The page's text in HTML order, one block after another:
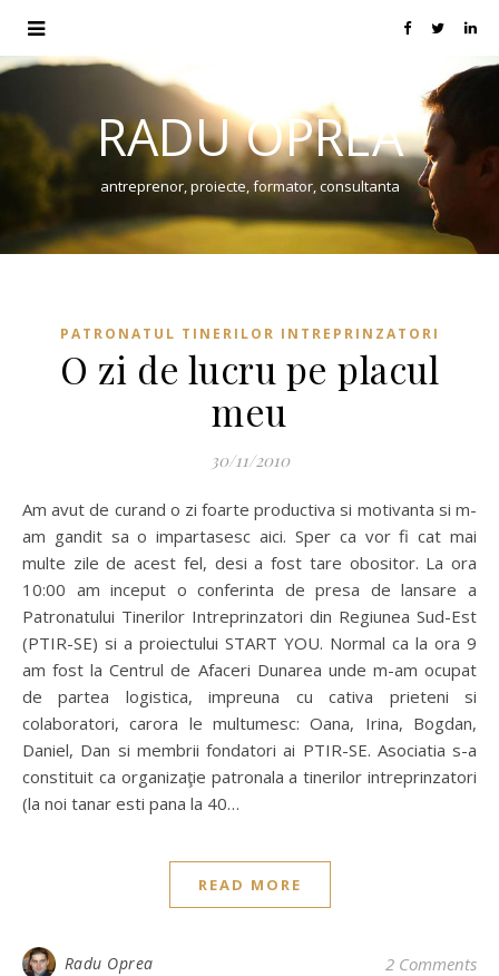
RADU OPREA
antreprenor, proiecte, formator, consultanta
PATRONATUL TINERILOR INTREPRINZATORI
O zi de lucru pe placul
meu
30/11/2010
Am avut de curand o zi foarte productiva si motivanta si m-
am gandit sa o impartasesc aici. Sper ca vor fi cat mai
multe zile de acest fel, desi a fost tare obositor. La ora
10:00 am inceput o conferinta de presa de lansare a
Patronatului Tinerilor Intreprinzatori din Regiunea Sud-Est
(PTIR-SE) si a proiectului START YOU. Normal ca la ora 9
am fost la Centrul de Afaceri Dunarea unde m-am ocupat
de partea logistica, impreuna cu cativa prieteni si
colaboratori, carora le multumesc: Oana, Irina, Bogdan,
Daniel, Dan si membrii fondatori ai PTIR-SE. Asociatia s-a
constituit ca organizaţie patronala a tinerilor intreprinzatori
(la noi tanar esti pana la 40…
READ MORE
Radu Oprea 2 Comments